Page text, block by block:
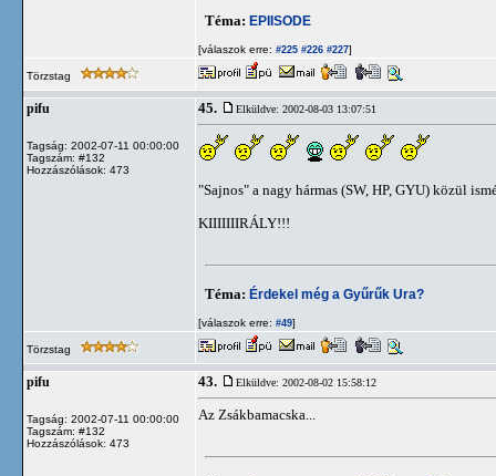
Téma: EPIISODE
[válaszok erre: #225 #226 #227]
Törzstag
pifu
Tagság: 2002-07-11 00:00:00
Tagszám: #132
Hozzászólások: 473
45. Elküldve: 2002-08-03 13:07:51
"Sajnos" a nagy hármas (SW, HP, GYU) közül
KIIIIIIIRÁLY!!!
Téma: Érdekel még a Gyűrűk Ura?
[válaszok erre: #49]
Törzstag
pifu
Tagság: 2002-07-11 00:00:00
Tagszám: #132
Hozzászólások: 473
43. Elküldve: 2002-08-02 15:58:12
Az Zsákbamacska...